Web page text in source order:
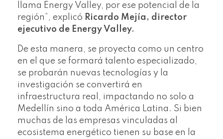
llama Energy Valley, por ese potencial de la
región”, explicó Ricardo Mejía, director
ejecutivo de Energy Valley.
De esta manera, se proyecta como un centro
en el que se formará talento especializado,
se probarán nuevas tecnologías y la
investigación se convertirá en
infraestructura real, impactando no solo a
Medellín sino a toda América Latina. Si bien
muchas de las empresas vinculadas al
ecosistema energético tienen su base en la